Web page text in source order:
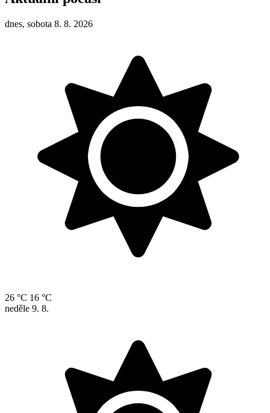
dnes, sobota 8. 8. 2026
26 °C 16 °C
neděle 9. 8.